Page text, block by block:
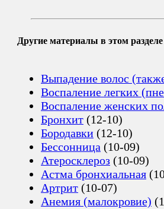
Другие материалы в этом разделе
Выпадение волос
Воспаление легких
Воспаление женских
Бронхит (12-10)
Бородавки (12-10)
Бессонница (10-09)
Атеросклероз (10-09)
Астма бронхиальная
Артрит (10-07)
Анемия (малокровие)